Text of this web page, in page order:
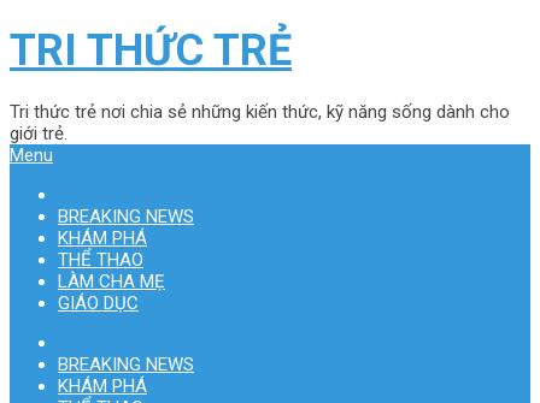
TRI THỨC TRẺ
Tri thức trẻ nơi chia sẻ những kiến thức, kỹ năng sống dành cho
giới trẻ.
Menu
BREAKING NEWS
KHÁM PHÁ
THỂ THAO
LÀM CHA MẸ
GIÁO DỤC
BREAKING NEWS
KHÁM PHÁ